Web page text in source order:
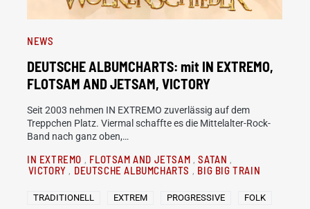
NEWS
DEUTSCHE ALBUMCHARTS: mit IN EXTREMO,
FLOTSAM AND JETSAM, VICTORY
Seit 2003 nehmen IN EXTREMO zuverlässig auf dem
Treppchen Platz. Viermal schaffte es die Mittelalter-Rock-
Band nach ganz oben,…
IN EXTREMO FLOTSAM AND JETSAM
SATAN
VICTORY
DEUTSCHE ALBUMCHARTS BIG BIG TRAIN
TRADITIONELL EXTREM PROGRESSIVE FOLK